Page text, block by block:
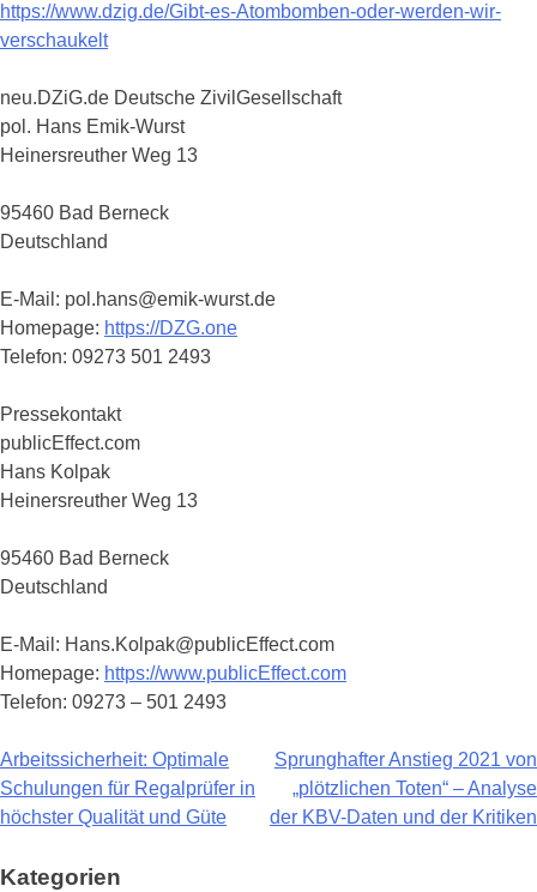
https://www.dzig.de/Gibt-es-Atombomben-oder-werden-wir-
verschaukelt
neu.DZiG.de Deutsche ZivilGesellschaft
pol. Hans Emik-Wurst
Heinersreuther Weg 13
95460 Bad Berneck
Deutschland
E-Mail: pol.hans@emik-wurst.de
Homepage: https://DZG.one
Telefon: 09273 501 2493
Pressekontakt
publicEffect.com
Hans Kolpak
Heinersreuther Weg 13
95460 Bad Berneck
Deutschland
E-Mail: Hans.Kolpak@publicEffect.com
Homepage: https://www.publicEffect.com
Telefon: 09273 – 501 2493
Beitragsnavigation
Arbeitssicherheit: Optimale
Schulungen für Regalprüfer in
höchster Qualität und Güte
Sprunghafter Anstieg 2021 von
„plötzlichen Toten“ – Analyse
der KBV-Daten und der Kritiken
Kategorien